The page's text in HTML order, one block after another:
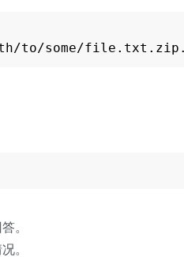
to/some/
。
。